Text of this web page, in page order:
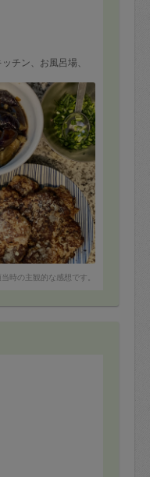
チン、お風呂場、
り置きと掃除をこな
いましたが、時間
てこなしていただき
さり、子供用にネギ
。
最後のチェック時に
てくださるなど、全
がとうございまし
時の主観的な感想です。